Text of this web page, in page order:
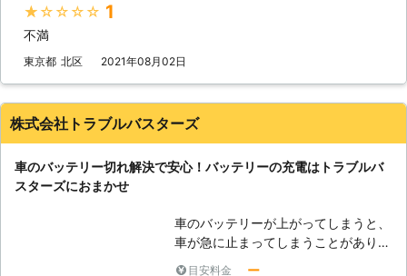
救護車を用意（以後ジャンプスタータ
ーで統一） ②ジャンプスターターを
ブースターケーブルでバッテリーに繋
ぐ ③ジャンプスターターでバッテリ
ーにエンジンがかかる程度の電気を送
り込む ④エンジンが動き出す 「え、
う……」と思うかもしれません。しか
し、やりなれていない作業ではケーブ
い」 このような症状が出た際は、車
ー上がりの対処をおこなうこともでき
専門の業者に依頼するのがおすすめで
で、安心安全に作業をおこなってほし
い際は、私達までお問い合わせくださ
い。 【関東地方で対応！タイヤのパ
★★★★★ 1
不満
東京都 北区 2021年08月02日
株式会社トラブルバスターズ
車のバッテリー切れ解決で安心！バッテリーの充電はトラブルバ
スターズにおまかせ
車のバッテリーが上がってしまうと、
車が急に止まってしまうことがありま
目安料金 ー